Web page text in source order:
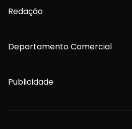
Redação
Departamento Comercial
Publicidade